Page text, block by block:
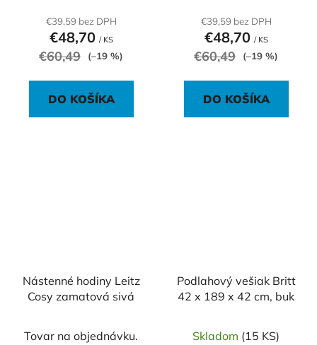
€39,59 bez DPH
€48,70 / KS
€60,49 (–19 %)
DO KOŠÍKA
€39,59 bez DPH
€48,70 / KS
€60,49 (–19 %)
DO KOŠÍKA
Nástenné hodiny Leitz
Cosy zamatová sivá
Tovar na objednávku.
Podlahový vešiak Britt
42 x 189 x 42 cm, buk
Skladom (15 KS)